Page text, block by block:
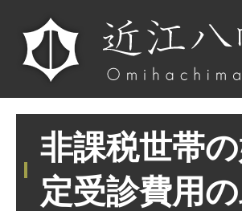
非課税世帯
定受診費用